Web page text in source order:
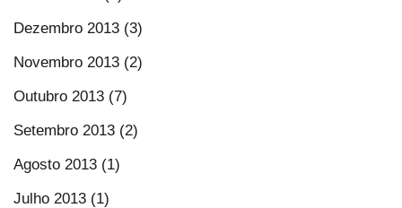
Dezembro 2013 (3)
Novembro 2013 (2)
Outubro 2013 (7)
Setembro 2013 (2)
Agosto 2013 (1)
Julho 2013 (1)